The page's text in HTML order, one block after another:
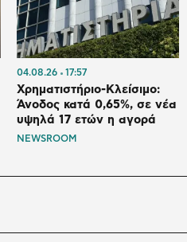
04.08.26 17:57
Χρηματιστήριο-Κλείσιμο:
Άνοδος κατά 0,65%, σε νέα
υψηλά 17 ετών η αγορά
NEWSROOM